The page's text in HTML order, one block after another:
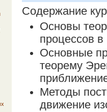
Содержание
Основы
процессов в
Основные
теорему
Методы
движение